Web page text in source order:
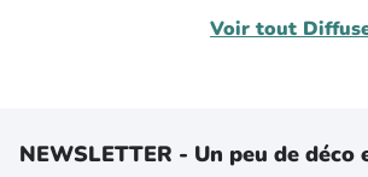
Voir tout
NEWSLETTER - Un peu de déco